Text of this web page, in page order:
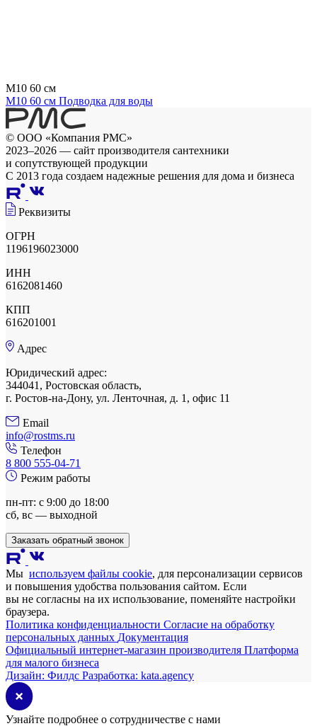
M10 60 см
M10 60 см Подводка для воды
© ООО «Компания РМС»
2023–2026 — сайт производителя сантехники
и сопутствующей продукции
С 2013 года создаем надежные решения для дома и бизнеса
Реквизиты
ОГРН
1196196023000
ИНН
6162081460
КПП
616201001
Адрес
Юридический адрес:
344041, Ростовская область,
г. Ростов-на-Дону, ул. Ленточная, д. 1, офис 11
Email
info@rostms.ru
Телефон
8 800 555-04-71
Режим работы
пн-пт: с 9:00 до 18:00
сб, вс — выходной
Заказать обратный звонок
Мы используем файлы cookie, для персонализации сервисов
и повышения удобства пользования сайтом. Если
вы не согласны на их использование, поменяйте настройки
браузера.
Политика конфиденциальности Согласие на обработку
персональных данных Документация
Официальный интернет-магазин производителя Платформа
для малого бизнеса
Дизайн: Филдс Разработка: kata.agency
Узнайте подробнее о сотрудничестве с нами